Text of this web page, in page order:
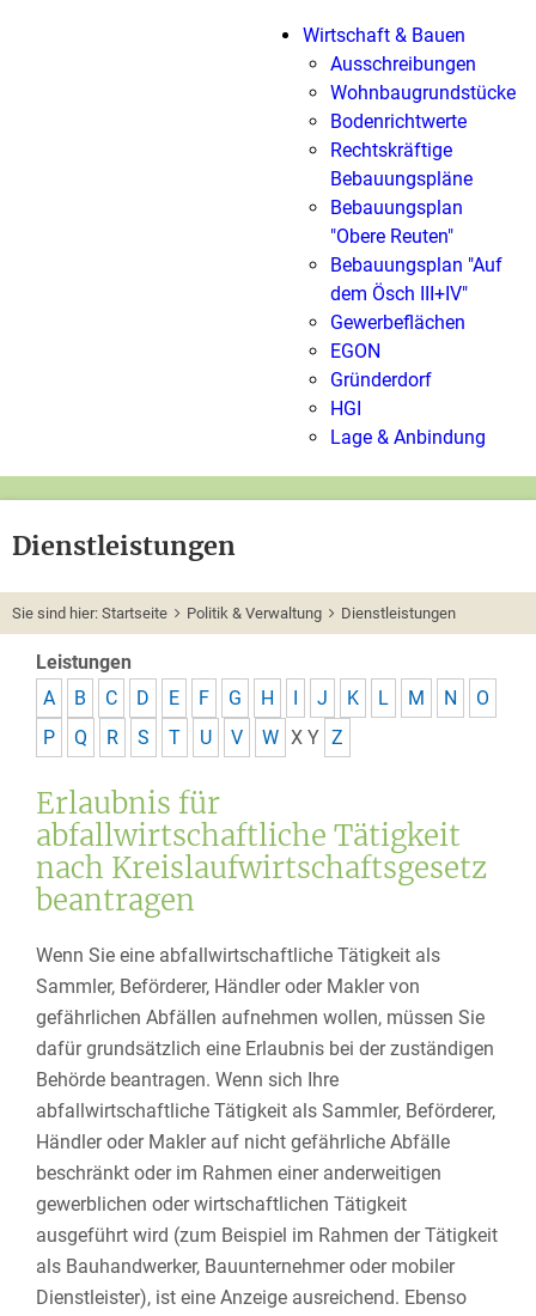
Wirtschaft & Bauen
Ausschreibungen
Wohnbaugrundstücke
Bodenrichtwerte
Rechtskräftige
Bebauungspläne
Bebauungsplan
"Obere Reuten"
Bebauungsplan "Auf
dem Ösch III+IV"
Gewerbeflächen
EGON
Gründerdorf
HGI
Lage & Anbindung
Dienstleistungen
Sie sind hier: Startseite Politik & Verwaltung Dienstleistungen
Leistungen
A
B C D E F G H I J K L M N
O
P
Q R S T U V W X Y Z
Erlaubnis für
abfallwirtschaftliche Tätigkeit
nach Kreislaufwirtschaftsgesetz
beantragen
Wenn Sie eine abfallwirtschaftliche Tätigkeit als
Sammler, Beförderer, Händler oder Makler von
gefährlichen Abfällen aufnehmen wollen, müssen Sie
dafür grundsätzlich eine Erlaubnis bei der zuständigen
Behörde beantragen. Wenn sich Ihre
abfallwirtschaftliche Tätigkeit als Sammler, Beförderer,
Händler oder Makler auf nicht gefährliche Abfälle
beschränkt oder im Rahmen einer anderweitigen
gewerblichen oder wirtschaftlichen Tätigkeit
ausgeführt wird (zum Beispiel im Rahmen der Tätigkeit
als Bauhandwerker, Bauunternehmer oder mobiler
Dienstleister), ist eine Anzeige ausreichend. Ebenso